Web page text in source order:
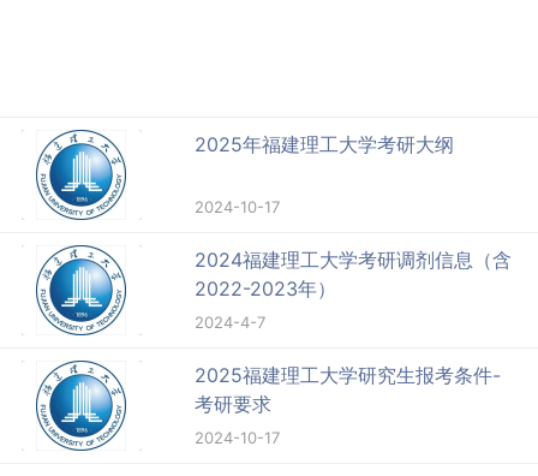
2025年福建理工大学考研大纲
2024-10-17
2024福建理工大学考研调剂信息（含
2022-2023年）
2024-4-7
2025福建理工大学研究生报考条件-
考研要求
2024-10-17